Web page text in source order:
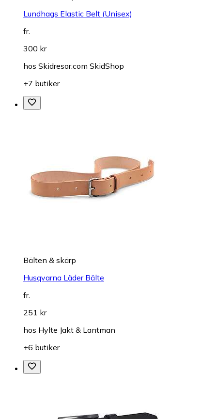
Lundhags Elastic Belt (Unisex)
fr.
300 kr
hos Skidresor.com SkidShop
+7 butiker
Bälten & skärp
Husqvarna Läder Bälte
fr.
251 kr
hos Hylte Jakt & Lantman
+6 butiker